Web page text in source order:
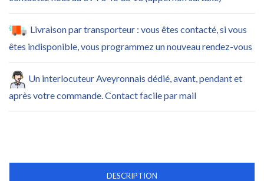
Livraison par transporteur : vous êtes contacté, si vous
êtes indisponible, vous programmez un nouveau rendez-vous
Un interlocuteur Aveyronnais dédié, avant, pendant et
après votre commande. Contact facile par mail
DESCRIPTION